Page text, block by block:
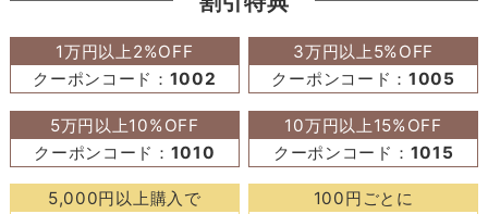
1万円以上2%OFF
クーポンコード： 1002
3万円以上5%OFF
クーポンコード：1005
5万円以上10%OFF
クーポンコード： 1010
10万円以上15%OFF
クーポンコード： 1015
5,000円以上購入で
100円ごとに